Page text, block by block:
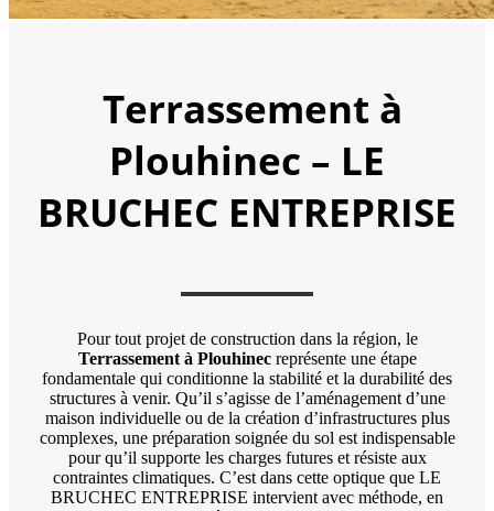
Terrassement à
Plouhinec – LE
BRUCHEC ENTREPRISE
Pour tout projet de construction dans la région, le
Terrassement à Plouhinecreprésente une étape
fondamentale qui conditionne la stabilité et la durabilité des
structures à venir. Qu’il s’agisse de l’aménagement d’une
maison individuelle ou de la création d’infrastructures plus
complexes, une préparation soignée du sol est indispensable
pour qu’il supporte les charges futures et résiste aux
contraintes climatiques. C’est dans cette optique que LE
BRUCHEC ENTREPRISE intervient avec méthode, en